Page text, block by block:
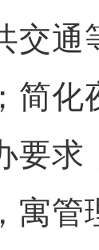
交通
简化
要求
寓管